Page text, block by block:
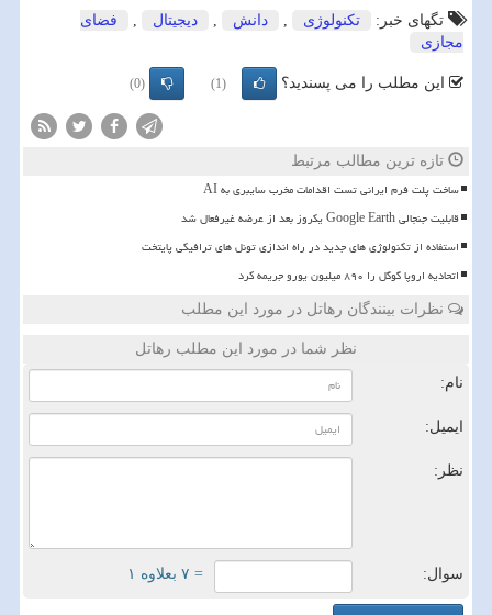
تگهای خبر:
تكنولوژی , دانش , دیجیتال ,
فضای
مجازی
این مطلب را می پسندید؟ (1)
(0)
تازه ترین مطالب مرتبط
ساخت پلت فرم ایرانی تست اقدامات مخرب سایبری به AI
قابلیت جنجالی Google Earth یکروز بعد از عرضه غیرفعال شد
استفاده از تکنولوژی های جدید در راه اندازی تونل های ترافیکی پایتخت
اتحادیه اروپا گوگل را ۸۹۰ میلیون یورو جریمه کرد
نظرات بینندگان رهاتل در مورد این مطلب
نظر شما در مورد این مطلب رهاتل
نام:
ایمیل:
نظر:
سوال: = ۷ بعلاوه ۱